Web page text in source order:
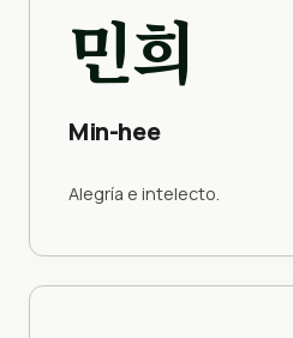
민희
Min-hee
Alegría e intelecto.